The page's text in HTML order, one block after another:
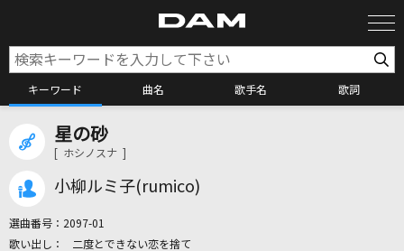
キーワード 曲名 歌手名 歌詞
カラオケ店舗検索
星の砂
[ ホシノスナ ]
小柳ルミ子(rumico)
選曲番号： 2097-01
二度とできない恋を捨て